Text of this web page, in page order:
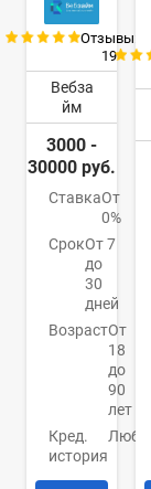
Отзывы:
19
Вебза
йм
3000 -
30000 руб.
СтавкаОт
0%
СрокОт 7
до
30
дней
ВозрастОт
18
до
90
лет
Кред.
история
Любая